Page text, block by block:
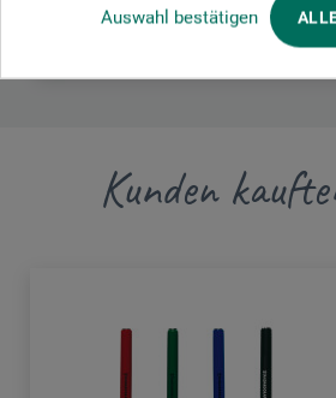
Auswahl bestätigen
Kunden